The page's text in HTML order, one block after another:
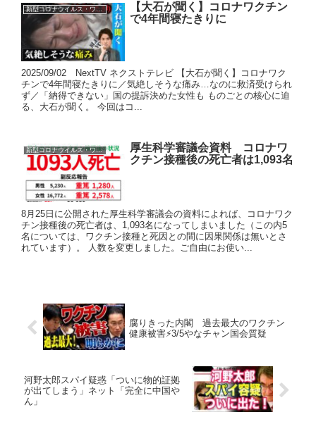
新型コロナウイルス・ワクチン
【大石が聞く】コロナワクチン
で4年間寝たきりに
2025/09/02 NextTV ネクストテレビ 【大石が聞く】コロナワク
チンで4年間寝たきりに／気絶しそうな痛み…なのに救済受けられ
ず／「納得できない」国の提訴決めた女性も ものごとの核心に迫
る、大石が聞く。 今回はコ...
新型コロナウイルス・ワクチン
厚生科学審議会資料 コロナワ
クチン接種後の死亡者は1,093名
8月25日に公開された厚生科学審議会の資料によれば、コロナワク
チン接種後の死亡者は、1,093名になってしまいました（この内5
名については、ワクチン接種と死因との間に因果関係は無いとさ
れています）。 人数を変更しました。ご自由にお使い...
腐りきった内閣 過去最大のワクチン
健康被害⚡️3/5やなチャン国会質疑
河野太郎スパイ疑惑「ついに物的証拠
が出てしまう」ネット「完全に中国や
ん」